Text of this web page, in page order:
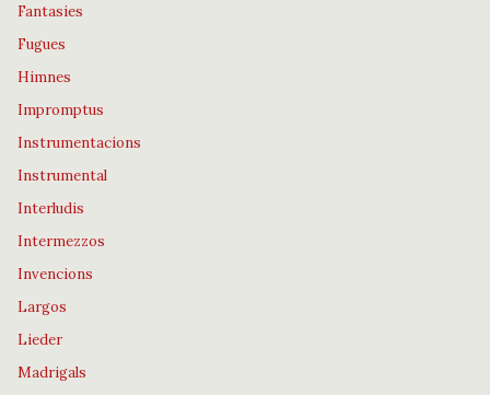
Fantasies
Fugues
Himnes
Impromptus
Instrumentacions
Instrumental
Interludis
Intermezzos
Invencions
Largos
Lieder
Madrigals